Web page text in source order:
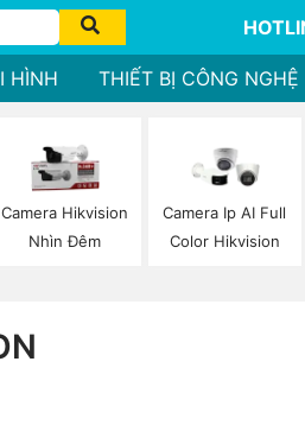
HÌNH THIẾT BỊ CÔNG NGHỆ
Camera Hikvision
Nhìn Đêm
Camera Ip AI Full
Color Hikvision